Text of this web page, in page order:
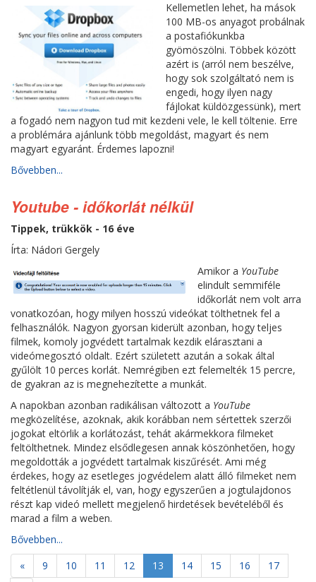
Kellemetlen lehet, ha mások
100 MB-os anyagot probálnak
a postafiókunkba
gyömöszölni. Többek között
azért is (arról nem beszélve,
hogy sok szolgáltató nem is
engedi, hogy ilyen nagy
fájlokat küldözgessünk), mert
a fogadó nem nagyon tud mit kezdeni vele, le kell töltenie. Erre
a problémára ajánlunk több megoldást, magyart és nem
magyart egyaránt. Érdemes lapozni!
Bővebben...
Youtube - időkorlát nélkül
Tippek, trükkök - 16 éve
Írta: Nádori Gergely
Amikor a YouTube
elindult semmiféle
időkorlát nem volt arra
vonatkozóan, hogy milyen hosszú videókat tölthetnek fel a
felhasználók. Nagyon gyorsan kiderült azonban, hogy teljes
filmek, komoly jogvédett tartalmak kezdik elárasztani a
videómegosztó oldalt. Ezért született azután a sokak által
gyűlölt 10 perces korlát. Nemrégiben ezt felemelték 15 percre,
de gyakran az is megnehezítette a munkát.
A napokban azonban radikálisan változott a YouTube
megközelítése, azoknak, akik korábban nem sértettek szerzői
jogokat eltörlik a korlátozást, tehát akármekkora filmeket
feltölthetnek. Mindez elsődlegesen annak köszönhetően, hogy
megoldották a jogvédett tartalmak kiszűrését. Ami még
érdekes, hogy az esetleges jogvédelem alatt álló filmeket nem
feltétlenül távolítják el, van, hogy egyszerűen a jogtulajdonos
részt kap videó mellett megjelenő hirdetések bevételéből és
marad a film a weben.
Bővebben...
«
9 10 11 12 13 14 15 16 17